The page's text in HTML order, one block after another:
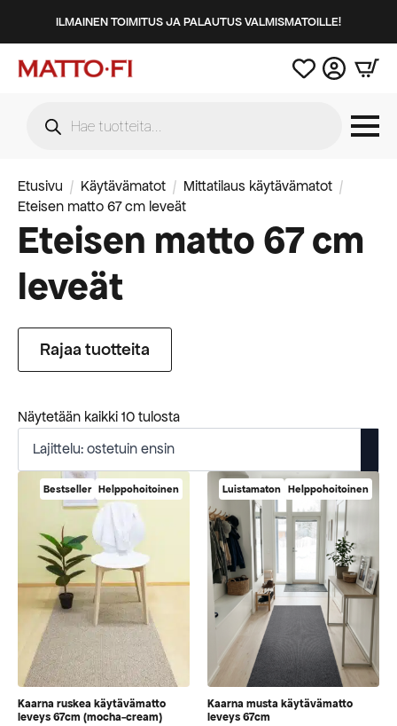
ILMAINEN TOIMITUS JA PALAUTUS VALMISMATOILLE!
search
Etusivu Käytävämatot
Mittatilaus käytävämatot
Eteisen matto 67 cm leveät
Eteisen matto 67 cm
leveät
Rajaa tuotteita
Näytetään kaikki 10 tulostaSuosituimmat
Bestseller Helppohoitoinen
Kaarna ruskea käytävämatto
leveys 67cm (mocha-cream)
Luistamaton Helppohoitoinen
Kaarna musta käytävämatto
leveys 67cm